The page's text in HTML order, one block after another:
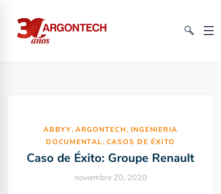
ABBYY, ARGONTECH , INGENIERIA
DOCUMENTAL, CASOS DE ÉXITO
Caso de Éxito: Groupe Renault
noviembre 20, 2020